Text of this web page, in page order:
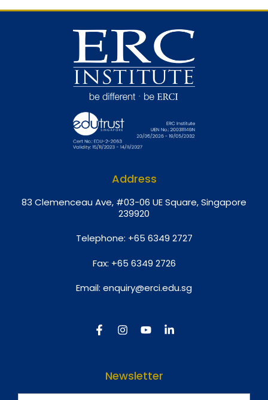
Address
83 Clemenceau Ave, #03-06 UE Square, Singapore
239920
Telephone: +65 6349 2727
Fax: +65 6349 2726
Email: enquiry@erci.edu.sg
Newsletter